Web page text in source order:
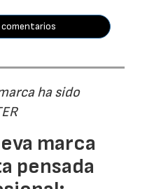
ha sido
marca
pensada